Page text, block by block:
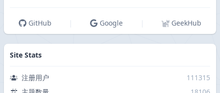
GitHub Google GeekHub
Site Stats
注册用户
111315